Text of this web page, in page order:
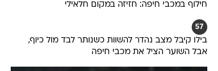
חילוף במכבי חיפה: חזיזה במקום חלאילי
57
בילו קיבל מצב נהדר להשוות כשנותר לבד מול כיוף,
אבל השוער הציל את מכבי חיפה